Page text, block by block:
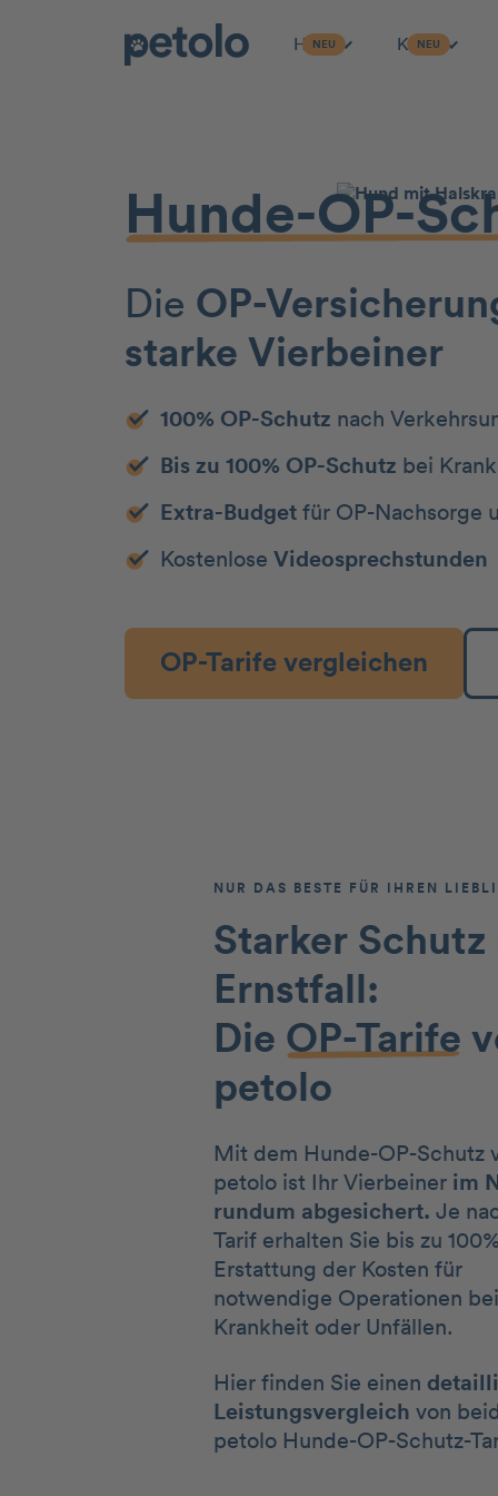
Hund
NEU Katze
NEU
Hunde-OP-
Die OP-
starke Vierbeiner
100% OP-Schutz nach
Bis zu 100% OP-Schutz bei
Extra-Budget für OP-Nachsorge
Kostenlose Videosprechstunden
OP-Tarife vergleichen
NUR DAS BESTE FÜR IHREN
Starker Schutz
Ernstfall:
Die OP-Tarife
petolo
Mit dem Hunde-OP-Schutz
petolo ist Ihr Vierbeiner im
rundum abgesichert. Je
Tarif erhalten Sie bis zu
Erstattung der Kosten für
notwendige Operationen bei
Krankheit oder Unfällen.
Hier finden Sie einen
Leistungsvergleich von
petolo Hunde-OP-Schutz-